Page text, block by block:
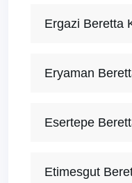
Ergazi Beretta
Eryaman
Esertepe
Etimesgut